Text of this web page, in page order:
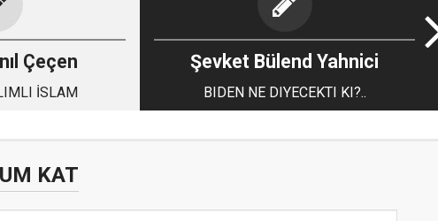
Çeçen
İSLAM
Şevket Bülend Yahnici
BIDEN NE DIYECEKTI KI?..
KAT